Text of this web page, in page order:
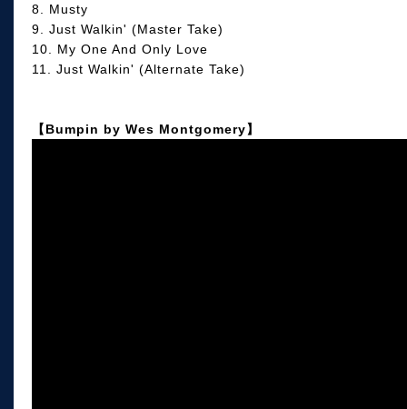
8. Musty
9. Just Walkin' (Master Take)
10. My One And Only Love
11. Just Walkin' (Alternate Take)
【Bumpin by Wes Montgomery】